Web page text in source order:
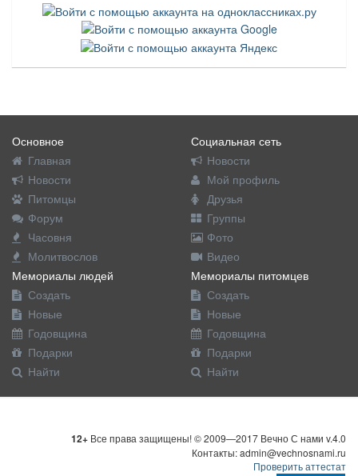
Основное
Главная
Новости
Питомцы
Форум
Часовня
Молитвослов
Социальная сеть
Новости
Мой профиль
Друзья
Группы
Фото
Видео
Мемориалы людей
Создать
Новые
Годовщина
Подарки
Найти
Мемориалы питомцев
Создать
Новые
Годовщина
Подарки
Найти
12+ Все права защищены! © 2009—2017 Вечно С нами v.4.0
Контакты: admin@vechnosnami.ru
Проверить аттестат